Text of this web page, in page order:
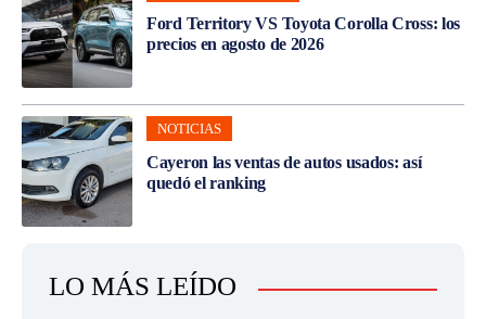
Ford Territory VS Toyota Corolla Cross: los
precios en agosto de 2026
NOTICIAS
Cayeron las ventas de autos usados: así
quedó el ranking
LO MÁS LEÍDO